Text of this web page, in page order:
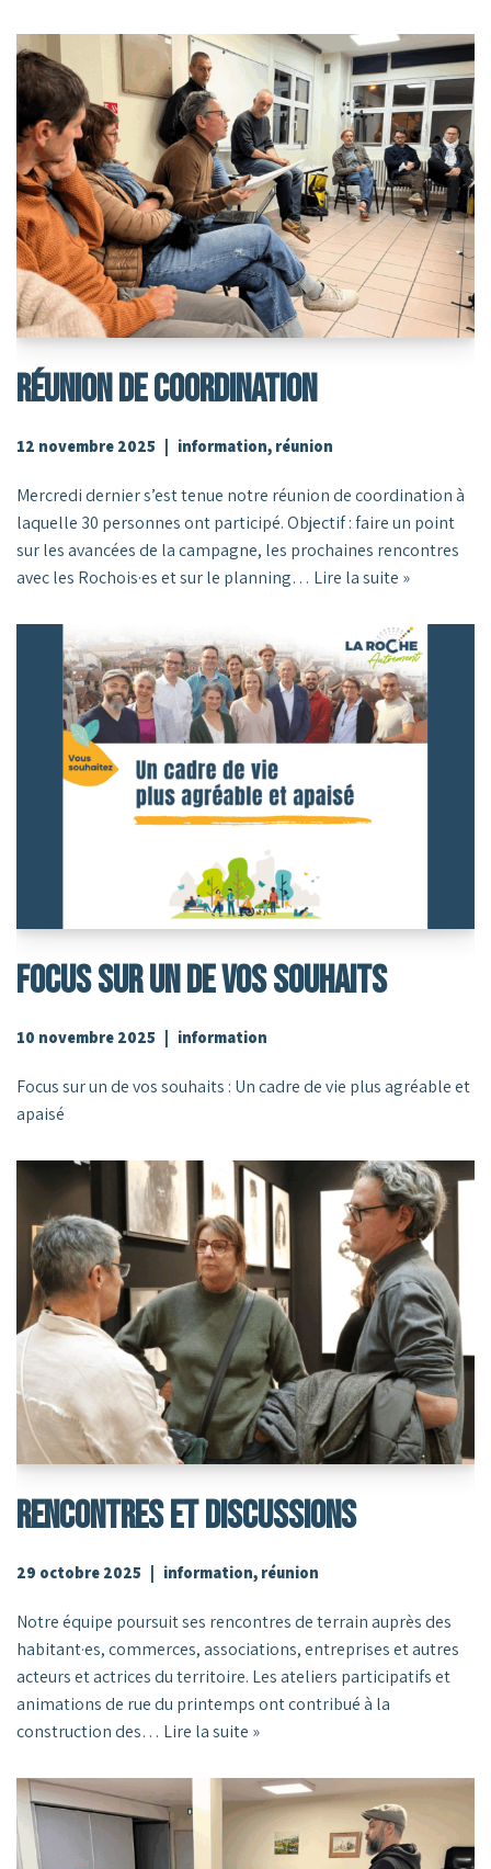
Réunion De Coordination
12 novembre 2025 information, réunion
Mercredi dernier s’est tenue notre réunion de coordination à
laquelle 30 personnes ont participé. Objectif : faire un point
sur les avancées de la campagne, les prochaines rencontres
avec les Rochois·es et sur le planning… Lire la suite »
Focus Sur Un De Vos Souhaits
10 novembre 2025 information
Focus sur un de vos souhaits : Un cadre de vie plus agréable et
apaisé
Rencontres Et Discussions
29 octobre 2025 information, réunion
Notre équipe poursuit ses rencontres de terrain auprès des
habitant·es, commerces, associations, entreprises et autres
acteurs et actrices du territoire. Les ateliers participatifs et
animations de rue du printemps ont contribué à la
construction des… Lire la suite »